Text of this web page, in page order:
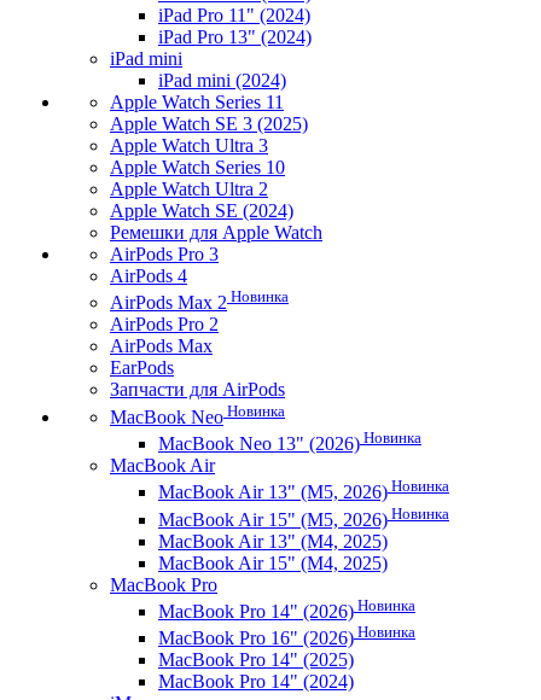
iPad Pro 11" (2024)
iPad Pro 13" (2024)
iPad mini
iPad mini (2024)
Apple Watch Series 11
Apple Watch SE 3 (2025)
Apple Watch Ultra 3
Apple Watch Series 10
Apple Watch Ultra 2
Apple Watch SE (2024)
Ремешки для Apple Watch
AirPods Pro 3
AirPods 4
AirPods Max 2 Новинка
AirPods Pro 2
AirPods Max
EarPods
Запчасти для AirPods
MacBook Neo Новинка
MacBook Neo 13" (2026) Новинка
MacBook Air
MacBook Air 13" (M5, 2026) Новинка
MacBook Air 15" (M5, 2026) Новинка
MacBook Air 13" (M4, 2025)
MacBook Air 15" (M4, 2025)
MacBook Pro
MacBook Pro 14" (2026) Новинка
MacBook Pro 16" (2026) Новинка
MacBook Pro 14" (2025)
MacBook Pro 14" (2024)